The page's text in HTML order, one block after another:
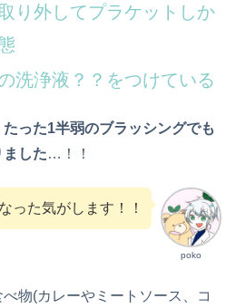
り外してプラケットしか
洗浄液？？をつけている
たった1半弱のブラッシングでも
した…！！
poko
った気がします！！
物(カレーやミートソース、コ